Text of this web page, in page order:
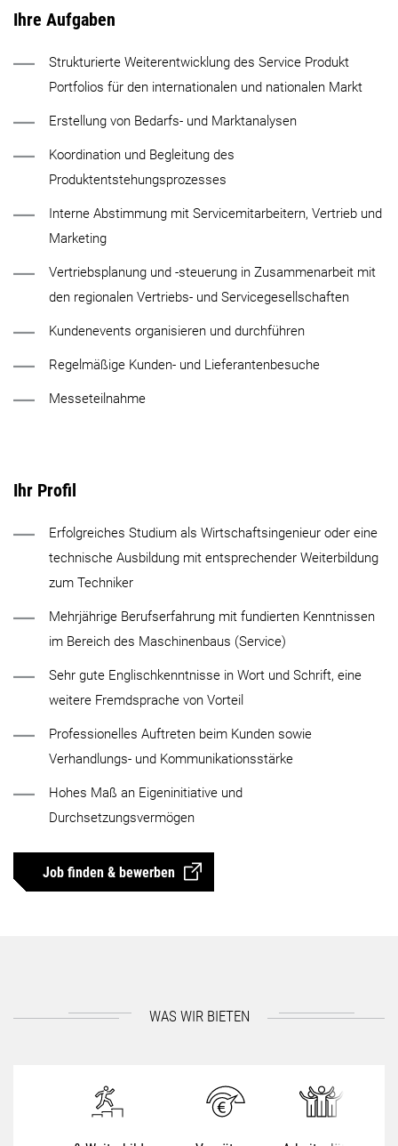
Ihre Aufgaben
Strukturierte Weiterentwicklung des Service Produkt
Portfolios für den internationalen und nationalen Markt
Erstellung von Bedarfs- und Marktanalysen
Koordination und Begleitung des
Produktentstehungsprozesses
Interne Abstimmung mit Servicemitarbeitern, Vertrieb und
Marketing
Vertriebsplanung und -steuerung in Zusammenarbeit mit
den regionalen Vertriebs- und Servicegesellschaften
Kundenevents organisieren und durchführen
Regelmäßige Kunden- und Lieferantenbesuche
Messeteilnahme
Ihr Profil
Erfolgreiches Studium als Wirtschaftsingenieur oder eine
technische Ausbildung mit entsprechender Weiterbildung
zum Techniker
Mehrjährige Berufserfahrung mit fundierten Kenntnissen
im Bereich des Maschinenbaus (Service)
Sehr gute Englischkenntnisse in Wort und Schrift, eine
weitere Fremdsprache von Vorteil
Professionelles Auftreten beim Kunden sowie
Verhandlungs- und Kommunikationsstärke
Hohes Maß an Eigeninitiative und
Durchsetzungsvermögen
Job finden & bewerben
WAS WIR BIETEN